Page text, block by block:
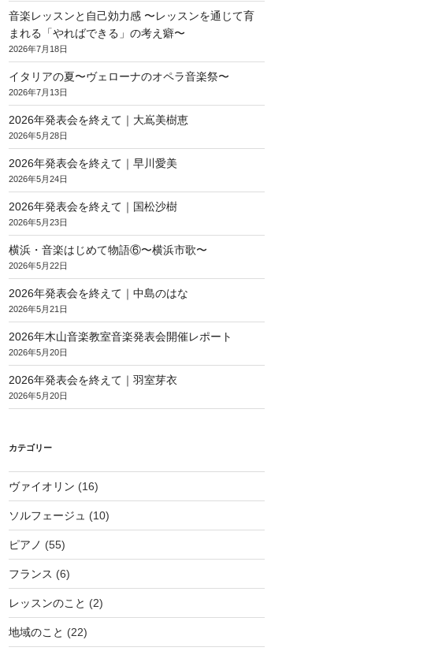
音楽レッスンと自己効力感 〜レッスンを通じて育
まれる「やればできる」の考え癖〜
2026年7月18日
イタリアの夏〜ヴェローナのオペラ音楽祭〜
2026年7月13日
2026年発表会を終えて｜大嶌美樹恵
2026年5月28日
2026年発表会を終えて｜早川愛美
2026年5月24日
2026年発表会を終えて｜国松沙樹
2026年5月23日
横浜・音楽はじめて物語⑥〜横浜市歌〜
2026年5月22日
2026年発表会を終えて｜中島のはな
2026年5月21日
2026年木山音楽教室音楽発表会開催レポート
2026年5月20日
2026年発表会を終えて｜羽室芽衣
2026年5月20日
カテゴリー
ヴァイオリン (16)
ソルフェージュ (10)
ピアノ (55)
フランス (6)
レッスンのこと (2)
地域のこと (22)